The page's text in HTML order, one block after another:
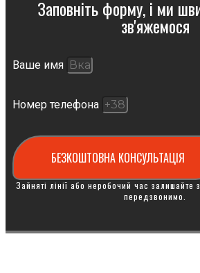
Заповніть форму, і ми
зв'яжемося
Ваше имя
Номер телефона
БЕЗКОШТОВНА КОНСУЛЬТАЦІЯ
Зайняті лінії або неробочий час залишайте
передзвонимо.